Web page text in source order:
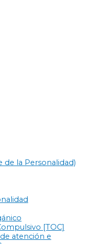
de la Personalidad)
[TOC]
atención e